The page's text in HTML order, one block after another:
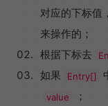
对应的下标值
来操作的；
根据下标去
如果
Entry[]
value
；